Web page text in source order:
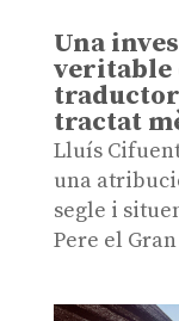
Una
veritable
traductor
tractat
Lluís
una
segle i
Pere el Gran